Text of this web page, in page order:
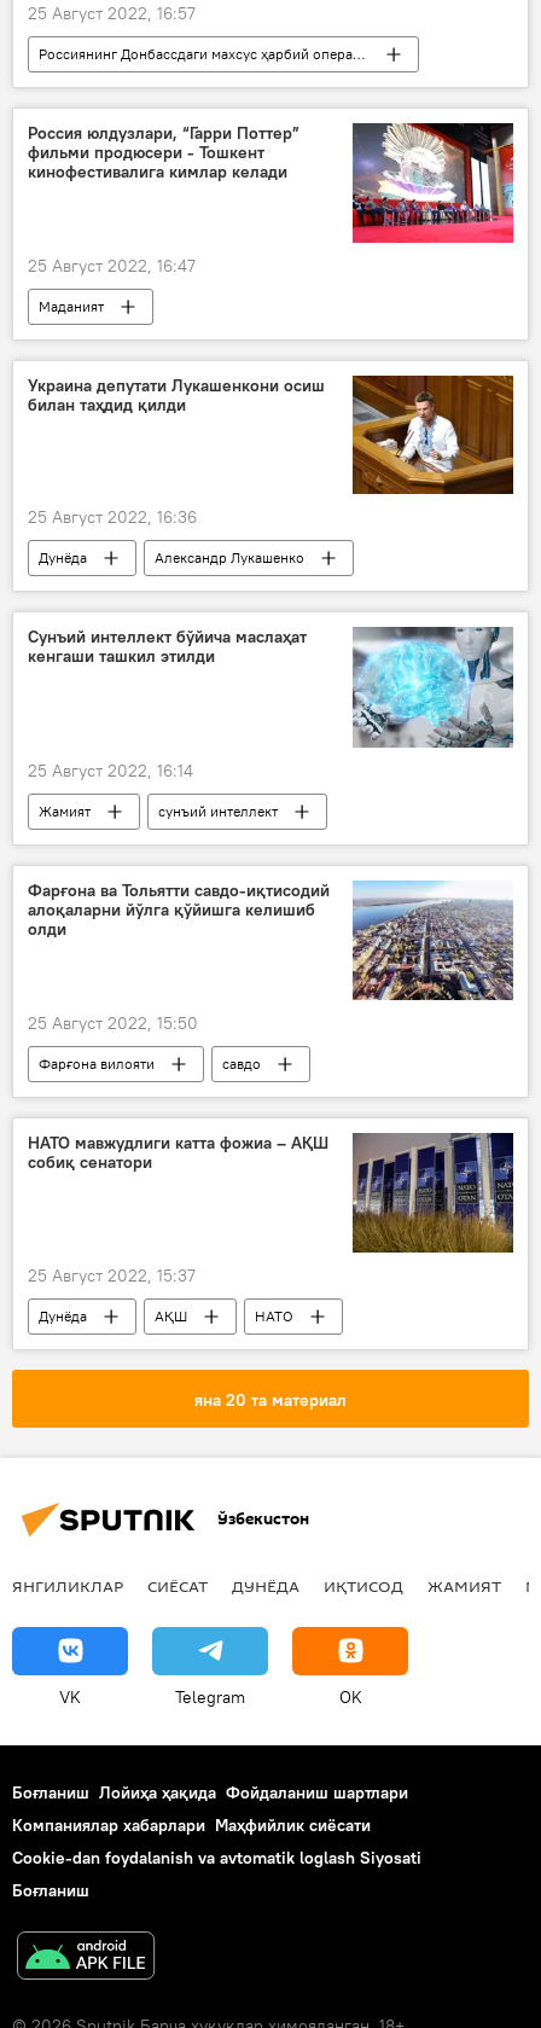
25 Август 2022, 16:57
Россиянинг Донбассдаги махсус ҳарбий операцияси
ФХХ
"Азов"
Россия юлдузлари, “Гарри Поттер”
фильми продюсери - Тошкент
кинофестивалига кимлар келади
25 Август 2022, 16:47
Маданият
“Ипак йўли дурдонаси” Тошкент халқаро кинофестивали
Украина депутати Лукашенкони осиш
билан таҳдид қилди
25 Август 2022, 16:36
Дунёда
Александр Лукашенко
Украина
Беларусь
Сунъий интеллект бўйича маслаҳат
кенгаши ташкил этилди
25 Август 2022, 16:14
Жамият
сунъий интеллект
Ўзбекистон Инновацион ривожланиш вазирлиги
Фарғона ва Тольятти савдо-иқтисодий
алоқаларни йўлга қўйишга келишиб
олди
25 Август 2022, 15:50
Фарғона вилояти
савдо
ҳокимлик
Иқтисод Россия
НАТО мавжудлиги катта фожиа – АҚШ
собиқ сенатори
25 Август 2022, 15:37
Дунёда АҚШ НАТО
яна 20 та материал
Ўзбекистон
ЯНГИЛИКЛАР СИЁСАТ ДУНЁДА ИҚТИСОД ЖАМИЯТ
VK Telegram OK
Боғланиш Лойиҳа ҳақида Фойдаланиш шартлари
Компаниялар хабарлари Маҳфийлик сиёсати
Cookie-dan foydalanish va avtomatik loglash Siyosati
Боғланиш